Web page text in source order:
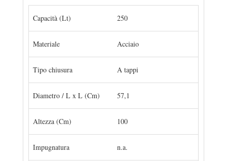
Capacità (Lt) 250
Materiale Acciaio
Tipo chiusura A tappi
Diametro / L x L (Cm) 57,1
Altezza (Cm) 100
Impugnatura n.a.